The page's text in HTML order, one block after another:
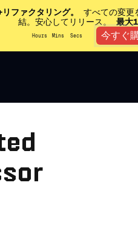
ファクタリング。
すべての変更
結。安心してリリース。 最大
Hours Mins Secs 今すぐ